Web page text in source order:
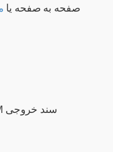
تبدیل PST به PPSM صفحه به صفحه یا
PPSM سند خروجی